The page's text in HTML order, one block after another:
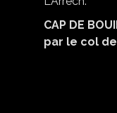
CAP DE
par le col